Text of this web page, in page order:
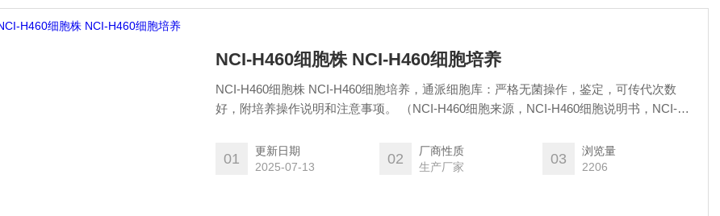
NCI-H460细胞株 NCI-H460细胞培养
NCI-H460细胞株 NCI-H460细胞培养，通派细胞库：严格无菌操作，鉴定，可传代次数
好，附培养操作说明和注意事项。 （NCI-H460细胞来源，NCI-H460细胞说明书，NCI-
帮助您养好细胞，售后期内可申请免费售后）
01
更新日期
2025-07-13
02
厂商性质
生产厂家
03
浏览量
2206